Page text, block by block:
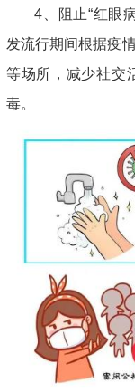
4、阻止“红眼
发流行期间根据疫
等场所，减少社交
毒。